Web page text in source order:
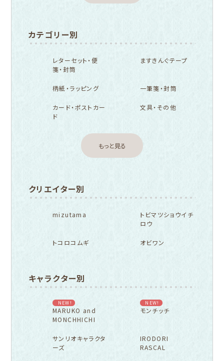
カテゴリー別
レターセット・便
箋・封筒
ますきんぐテープ
柄紙・ラッピング 一筆箋・封筒
カード・ポストカー
ド
文具・その他
もっと見る
クリエイター別
mizutama
トビマツショウイチ
ロウ
トコロコムギ オビワン
キャラクター別
NEW!
MARUKO and
MONCHHICHI
NEW!
モンチッチ
サンリオキャラクタ
ーズ
IRODORI
RASCAL